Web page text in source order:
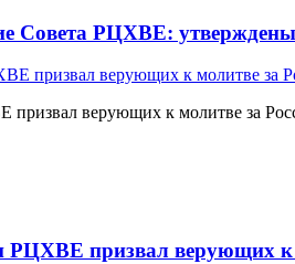
Совета РЦХВЕ:
верующих к молитве за
РЦХВЕ призвал верующих к